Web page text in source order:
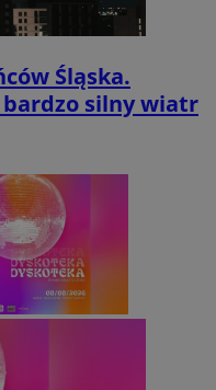
Śląska.
silny wiatr